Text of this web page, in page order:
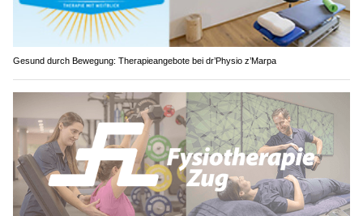
Gesund durch Bewegung: Therapieangebote bei dr’Physio z’Marpa